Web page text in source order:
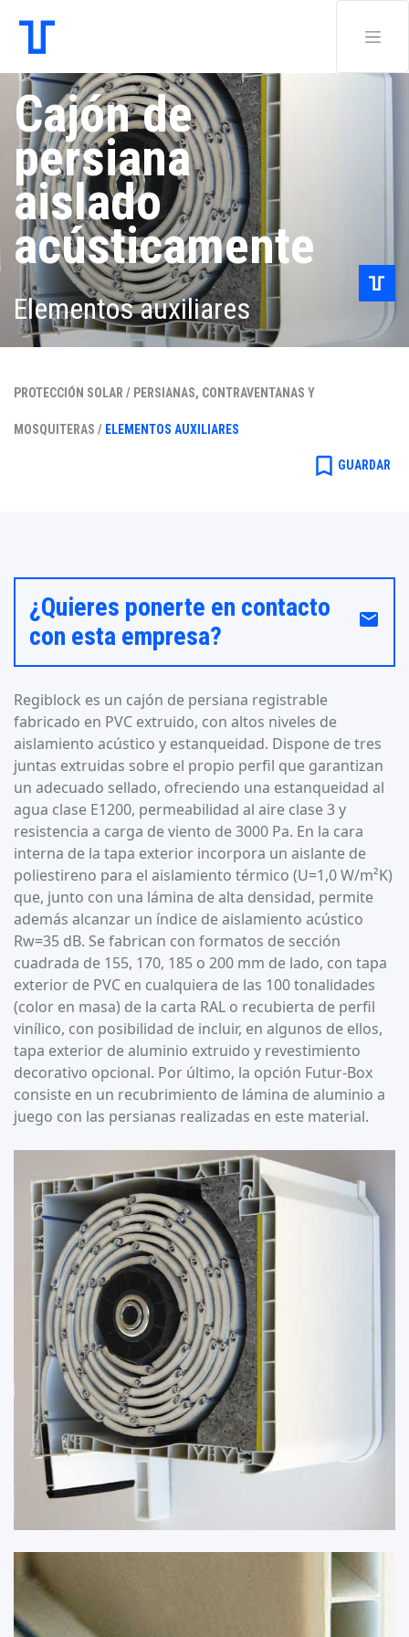
Cajón de
persiana
aislado
acústicamente
Elementos auxiliares
PROTECCIÓN SOLAR / PERSIANAS, CONTRAVENTANAS Y
MOSQUITERAS / ELEMENTOS AUXILIARES
bookmark_border GUARDAR
¿Quieres ponerte en contacto
con esta empresa?
email
Regiblock es un cajón de persiana registrable
fabricado en PVC extruido, con altos niveles de
aislamiento acústico y estanqueidad. Dispone de tres
juntas extruidas sobre el propio perfil que garantizan
un adecuado sellado, ofreciendo una estanqueidad al
agua clase E1200, permeabilidad al aire clase 3 y
resistencia a carga de viento de 3000 Pa. En la cara
interna de la tapa exterior incorpora un aislante de
poliestireno para el aislamiento térmico (U=1,0 W/m²K)
que, junto con una lámina de alta densidad, permite
además alcanzar un índice de aislamiento acústico
Rw=35 dB. Se fabrican con formatos de sección
cuadrada de 155, 170, 185 o 200 mm de lado, con tapa
exterior de PVC en cualquiera de las 100 tonalidades
(color en masa) de la carta RAL o recubierta de perfil
vinílico, con posibilidad de incluir, en algunos de ellos,
tapa exterior de aluminio extruido y revestimiento
decorativo opcional. Por último, la opción Futur-Box
consiste en un recubrimiento de lámina de aluminio a
juego con las persianas realizadas en este material.